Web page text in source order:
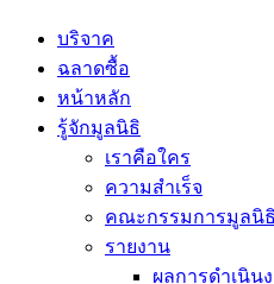
บริจาค
ฉลาดซื้อ
หน้าหลัก
รู้จักมูลนิธิ
เราคือใคร
ความสำเร็จ
คณะกรรมการมูลนิ
รายงาน
ผลการดำเนิน